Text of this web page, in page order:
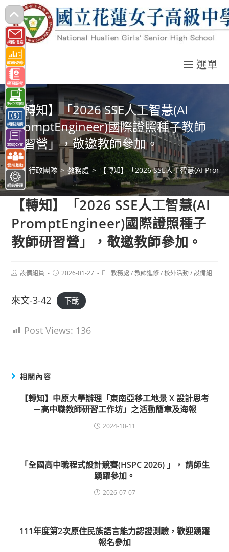
跳
轉
至
主
要
內
容
選單
【轉知】「2026 SSE人工智慧(AI
PromptEngineer)國際證照種子教師
研習營」，敬邀教師參加。
> 行政團隊 > 教務處 > 【轉知】「2026 SSE人工智慧(AI
【轉知】「2026 SSE人工智慧(AI
PromptEngineer)國際證照種子
教師研習營」，敬邀教師參加。
Post設備組員
Post2026-01-27
Post教務處 / 教師進修 / 校外活動 / 設備組
來文-3-42 下載
Post Views: 136
相關內容
【轉知】中原大學辦理「東南亞移工地景 X 設計思考
－高中職教師研習工作坊」之活動簡章及海報
2024-10-11
「全國高中職程式設計競賽(HSPC 2026) 」， 請師生
踴躍參加。
2026-07-07
111年度第2次原住民族語言能力認證測驗，歡迎踴躍
報名參加